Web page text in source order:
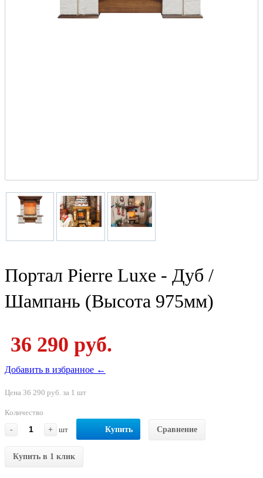
Портал Pierre Luxe - Дуб /
Шампань (Высота 975мм)
36 290 руб.
Добавить в избранное ←
Цена 36 290 руб. за 1 шт
Количество
-
+ шт Купить Сравнение
Купить в 1 клик